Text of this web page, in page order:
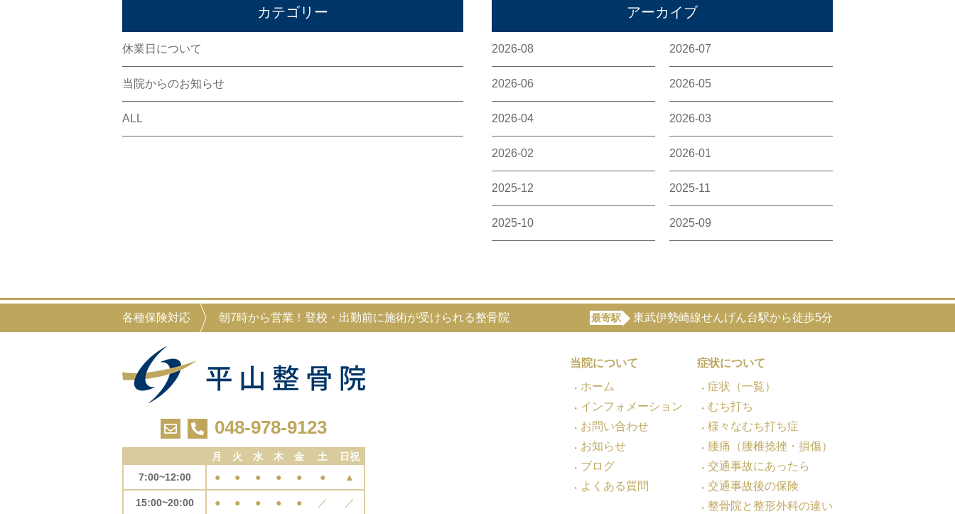
カテゴリー
休業日について
当院からのお知らせ
ALL
アーカイブ
2026-08 2026-07
2026-06 2026-05
2026-04 2026-03
2026-02 2026-01
2025-12 2025-11
2025-10 2025-09
各種保険対応 朝7時から営業！登校・出勤前に施術が受けられる整骨院 最寄駅 東武伊勢崎線せんげん台駅から徒歩5分
048-978-9123
月 火 水 木 金 土
日祝
7:00~12:00
● ● ● ● ● ● ▲
15:00~20:00 ● ● ● ● ● ／ ／
当院について
ホーム
インフォメーション
お問い合わせ
お知らせ
ブログ
よくある質問
症状について
症状（一覧）
むち打ち
様々なむち打ち症
腰痛（腰椎捻挫・損傷）
交通事故にあったら
交通事故後の保険
整骨院と整形外科の違い